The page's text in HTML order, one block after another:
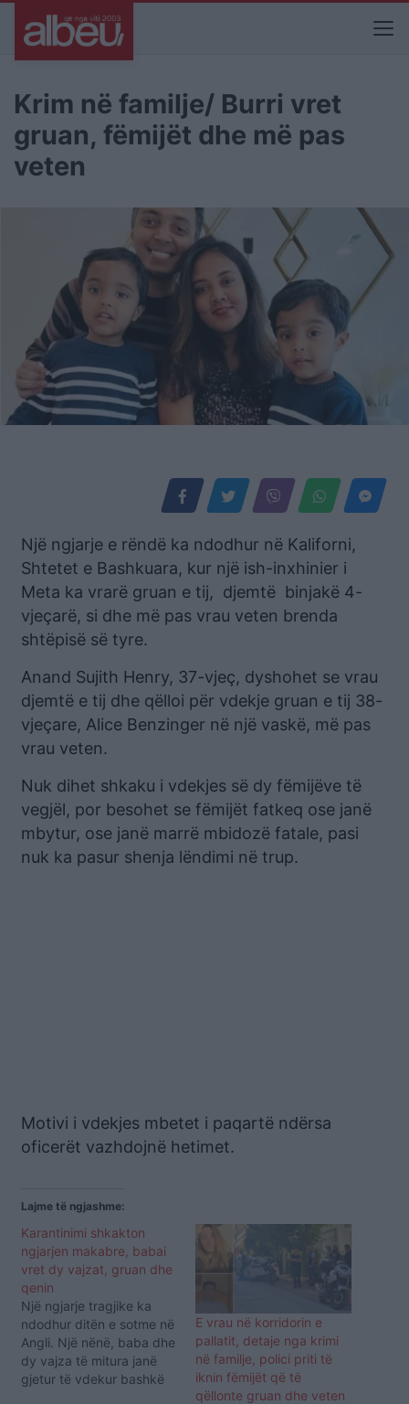
Krim në familje/ Burri vret
gruan, fëmijët dhe më pas
veten
Një ngjarje e rëndë ka ndodhur në Kaliforni,
Shtetet e Bashkuara, kur një ish-inxhinier i
Meta ka vrarë gruan e tij, djemtë binjakë 4-
vjeçarë, si dhe më pas vrau veten brenda
shtëpisë së tyre.
Anand Sujith Henry, 37-vjeҫ, dyshohet se vrau
djemtë e tij dhe qëlloi për vdekje gruan e tij 38-
vjeçare, Alice Benzinger në një vaskë, më pas
vrau veten.
Nuk dihet shkaku i vdekjes së dy fëmijëve të
vegjël, por besohet se fëmijët fatkeq ose janë
mbytur, ose janë marrë mbidozë fatale, pasi
nuk ka pasur shenja lëndimi në trup.
Motivi i vdekjes mbetet i paqartë ndërsa
oficerët vazhdojnë hetimet.
Lajme të ngjashme:
Karantinimi shkakton
ngjarjen makabre, babai
vret dy vajzat, gruan dhe
qenin
Një ngjarje tragjike ka
ndodhur ditën e sotme në
Angli. Një nënë, baba dhe
dy vajza të mitura janë
gjetur të vdekur bashkë
E vrau në korridorin e
pallatit, detaje nga krimi
në familje, polici priti të
iknin fëmijët që të
qëllonte gruan dhe veten